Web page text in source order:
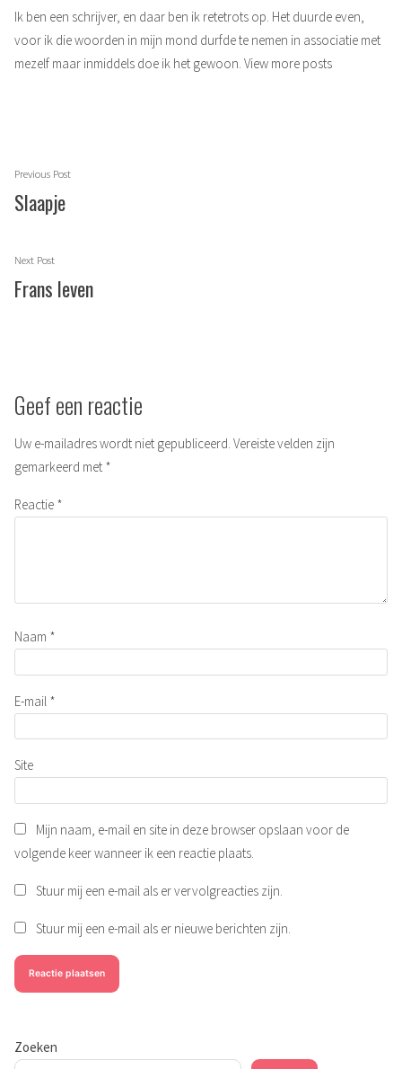
Ik ben een schrijver, en daar ben ik retetrots op. Het duurde even,
voor ik die woorden in mijn mond durfde te nemen in associatie met
mezelf maar inmiddels doe ik het gewoon. View more posts
Berichtnavigatie
Previous PostPrevious
Slaapje
Next PostNext
post:
Frans leven
Geef een reactie
Uw e-mailadres wordt niet gepubliceerd. Vereiste velden zijn
gemarkeerd met *
Reactie *
Naam *
E-mail *
Site
Mijn naam, e-mail en site in deze browser opslaan voor de
volgende keer wanneer ik een reactie plaats.
Stuur mij een e-mail als er vervolgreacties zijn.
Stuur mij een e-mail als er nieuwe berichten zijn.
Zoeken